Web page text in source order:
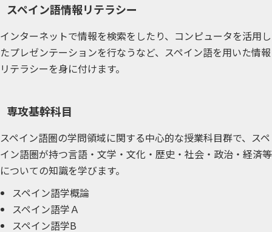
スペイン語情報リテラシー
インターネットで情報を検索をしたり、コンピュータを活用し
たプレゼンテーションを行なうなど、スペイン語を用いた情報
リテラシーを身に付けます。
専攻基幹科目
スペイン語圏の学問領域に関する中心的な授業科目群で、スペ
イン語圏が持つ言語・文学・文化・歴史・社会・政治・経済等
についての知識を学びます。
スペイン語学概論
スペイン語学Ａ
スペイン語学B